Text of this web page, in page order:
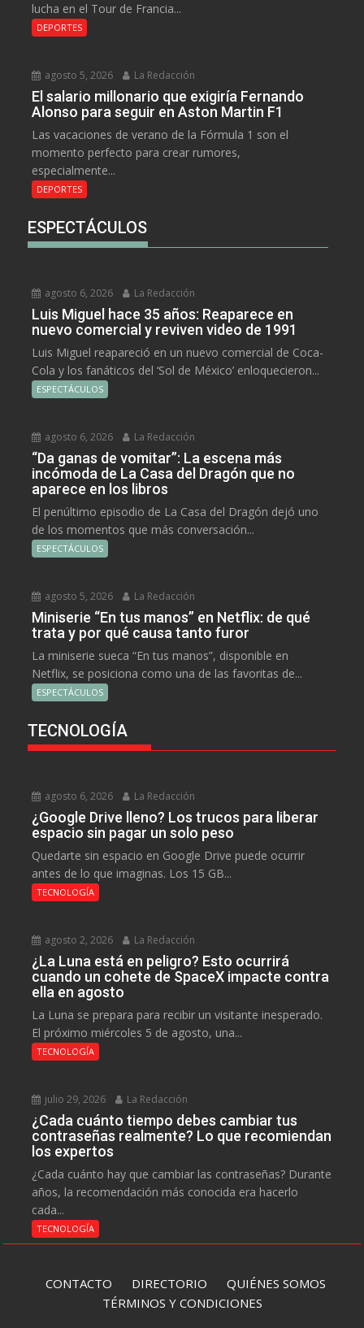
lucha en el Tour de Francia...
DEPORTES
agosto 5, 2026 La Redacción
El salario millonario que exigiría Fernando
Alonso para seguir en Aston Martin F1
Las vacaciones de verano de la Fórmula 1 son el
momento perfecto para crear rumores,
especialmente...
DEPORTES
ESPECTÁCULOS
agosto 6, 2026 La Redacción
Luis Miguel hace 35 años: Reaparece en
nuevo comercial y reviven video de 1991
Luis Miguel reapareció en un nuevo comercial de Coca-
Cola y los fanáticos del ‘Sol de México’ enloquecieron...
ESPECTÁCULOS
agosto 6, 2026 La Redacción
“Da ganas de vomitar”: La escena más
incómoda de La Casa del Dragón que no
aparece en los libros
El penúltimo episodio de La Casa del Dragón dejó uno
de los momentos que más conversación...
ESPECTÁCULOS
agosto 5, 2026 La Redacción
Miniserie “En tus manos” en Netflix: de qué
trata y por qué causa tanto furor
La miniserie sueca “En tus manos”, disponible en
Netflix, se posiciona como una de las favoritas de...
ESPECTÁCULOS
TECNOLOGÍA
agosto 6, 2026 La Redacción
¿Google Drive lleno? Los trucos para liberar
espacio sin pagar un solo peso
Quedarte sin espacio en Google Drive puede ocurrir
antes de lo que imaginas. Los 15 GB...
TECNOLOGÍA
agosto 2, 2026 La Redacción
¿La Luna está en peligro? Esto ocurrirá
cuando un cohete de SpaceX impacte contra
ella en agosto
La Luna se prepara para recibir un visitante inesperado.
El próximo miércoles 5 de agosto, una...
TECNOLOGÍA
julio 29, 2026 La Redacción
¿Cada cuánto tiempo debes cambiar tus
contraseñas realmente? Lo que recomiendan
los expertos
¿Cada cuánto hay que cambiar las contraseñas? Durante
años, la recomendación más conocida era hacerlo
cada...
TECNOLOGÍA
CONTACTO DIRECTORIO QUIÉNES SOMOS
TÉRMINOS Y CONDICIONES